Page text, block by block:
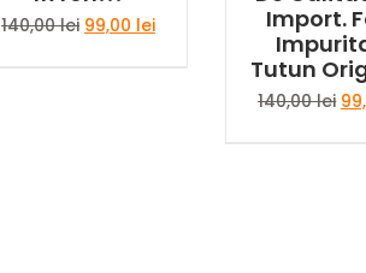
140,00lei Prețul
99,00 leiPrețul
Import.
Tutun
140,00lei